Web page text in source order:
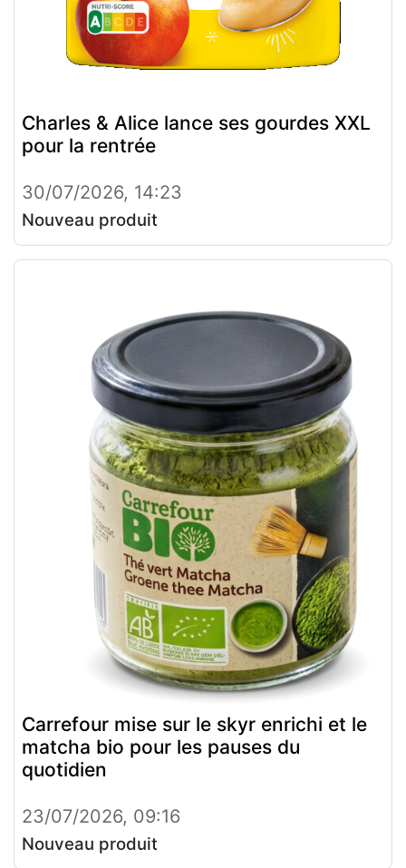
Charles & Alice lance ses gourdes XXL
pour la rentrée
30/07/2026, 14:23
Nouveau produit
Carrefour mise sur le skyr enrichi et le
matcha bio pour les pauses du
quotidien
23/07/2026, 09:16
Nouveau produit